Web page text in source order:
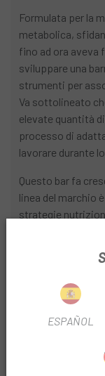
Formulata per la
metabolica,
fino ad ora
sviluppare una
strumenti per
Va sottolineato
elevate quantità
processo di
lavorare durante
Questo bar fa
linea del marchio
strategie
in grado di
grandi quantità di
- di cui
ESPAÑOL